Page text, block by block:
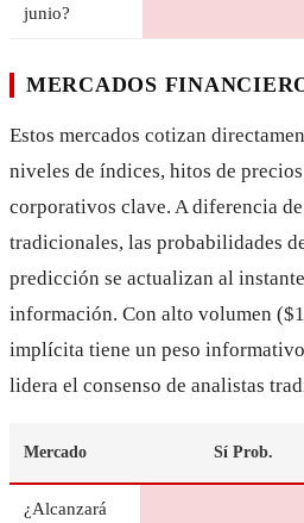
junio?
MERCADOS
Estos mercados cotizan
niveles de índices, hitos de
corporativos clave. A diferencia
tradicionales, las probabilidades
predicción se actualizan al
información. Con alto volumen
implícita tiene un peso
lidera el consenso de analistas
Mercado Sí Prob.
¿Alcanzará